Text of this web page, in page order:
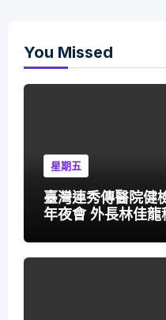
You Missed
星期五
臺灣連秀傳醫院健
年夜會 外長林佳